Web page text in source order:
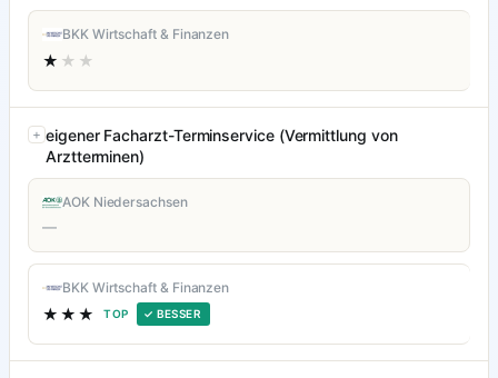
BKK Wirtschaft & Finanzen
★ ★★
eigener Facharzt-Terminservice (Vermittlung von
Arztterminen)
AOK Niedersachsen
—
BKK Wirtschaft & Finanzen
★★★ TOP ✓ BESSER